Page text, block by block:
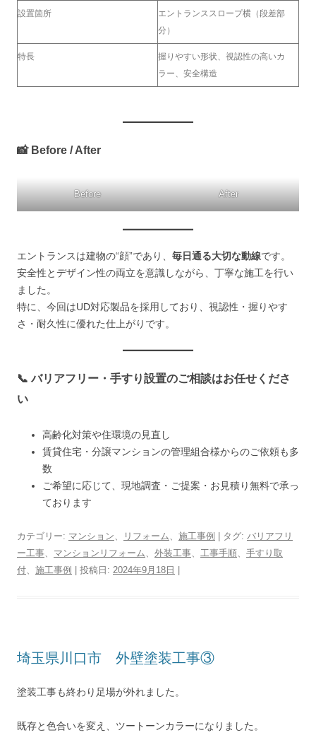
設置箇所
エントランススロープ横（段差部
分）
特長
握りやすい形状、視認性の高いカ
ラー、安全構造
📸 Before / After
Before After
エントランスは建物の“顔”であり、 毎日通る大切な動線です。
安全性とデザイン性の両立を意識しながら、丁寧な施工を行い
ました。
特に、今回はUD対応製品を採用しており、視認性・握りやす
さ・耐久性に優れた仕上がりです。
📞 バリアフリー・手すり設置のご相談はお任せくださ
い
高齢化対策や住環境の見直し
賃貸住宅・分譲マンションの管理組合様からのご依頼も多
数
ご希望に応じて、現地調査・ご提案・お見積り無料で承っ
ております
カテゴリー: マンション リフォーム 施工事例 | タグ: バリアフリ
ー工事
マンションリフォーム 外装工事 工事手順
手すり取
付
施工事例 | 投稿日: 2024年9月18日
埼玉県川口市 外壁塗装工事③
塗装工事も終わり足場が外れました。
既存と色合いを変え、ツートーンカラーになりました。